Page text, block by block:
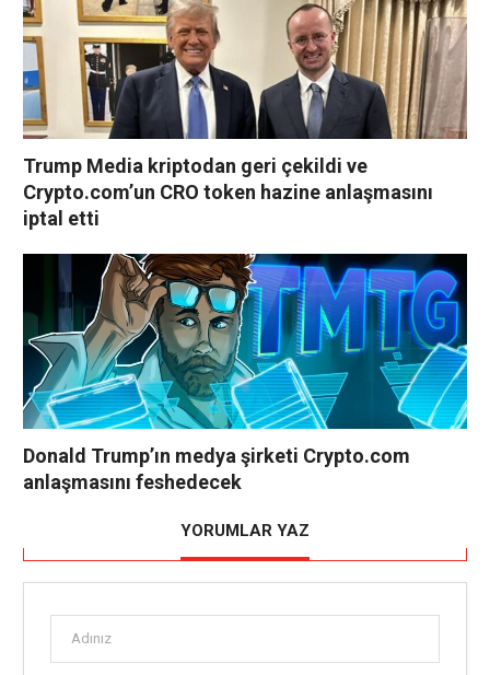
Trump Media kriptodan geri çekildi ve
Crypto.com’un CRO token hazine anlaşmasını
iptal etti
Donald Trump’ın medya şirketi Crypto.com
anlaşmasını feshedecek
YORUMLAR YAZ